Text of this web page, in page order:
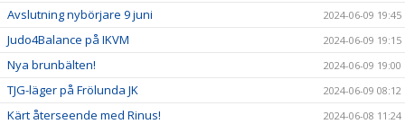
Avslutning nybörjare 9 juni 2024-06-09 19:45
Judo4Balance på IKVM 2024-06-09 19:15
Nya brunbälten! 2024-06-09 19:00
TJG-läger på Frölunda JK 2024-06-09 08:12
Kärt återseende med Rinus! 2024-06-08 11:24